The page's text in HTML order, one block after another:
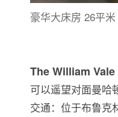
豪华大床房 26平
The William Vale
可以遥望对面曼哈
交通：位于布鲁克